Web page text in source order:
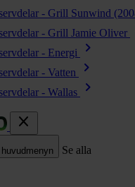
- Grill Sunwind
- Grill Jamie Oliver
- Energi chevron_right
- Vatten chevron_right
- Wallas
chevron_right
close
Se alla